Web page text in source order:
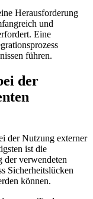
Herausforderung
und
Eine
führen.
der
der Nutzung externer
ist die
der verwendeten
Sicherheitslücken
können.